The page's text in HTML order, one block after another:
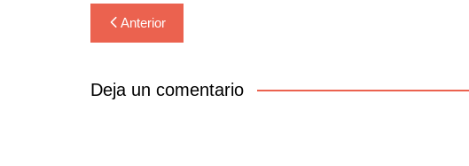
Navegación
de
entradas
Anterior
Deja un comentario